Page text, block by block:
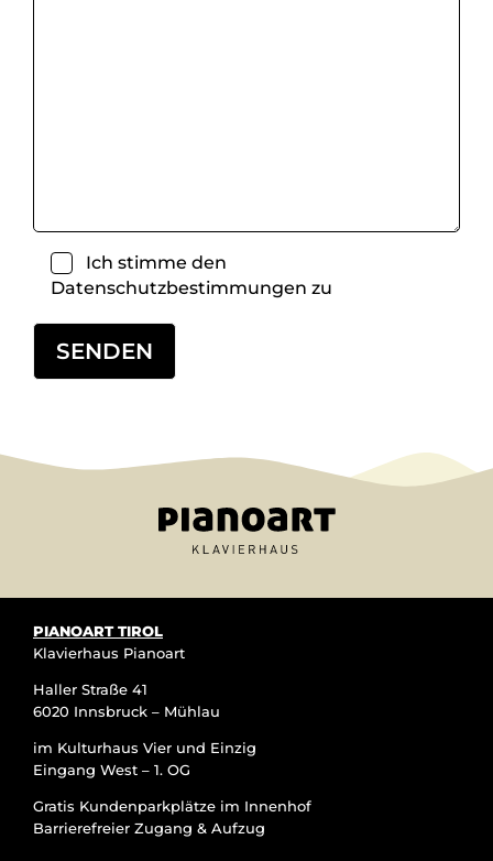
Ich stimme den
Datenschutzbestimmungen zu
PIANOART TIROL
Klavierhaus Pianoart
Haller Straße 41
6020 Innsbruck – Mühlau
im Kulturhaus Vier und Einzig
Eingang West – 1. OG
Gratis Kundenparkplätze im Innenhof
Barrierefreier Zugang & Aufzug